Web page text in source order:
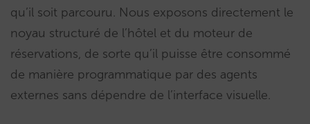
qu’il soit parcouru. Nous exposons directement le
noyau structuré de l’hôtel et du moteur de
réservations, de sorte qu’il puisse être consommé
de manière programmatique par des agents
externes sans dépendre de l’interface visuelle.